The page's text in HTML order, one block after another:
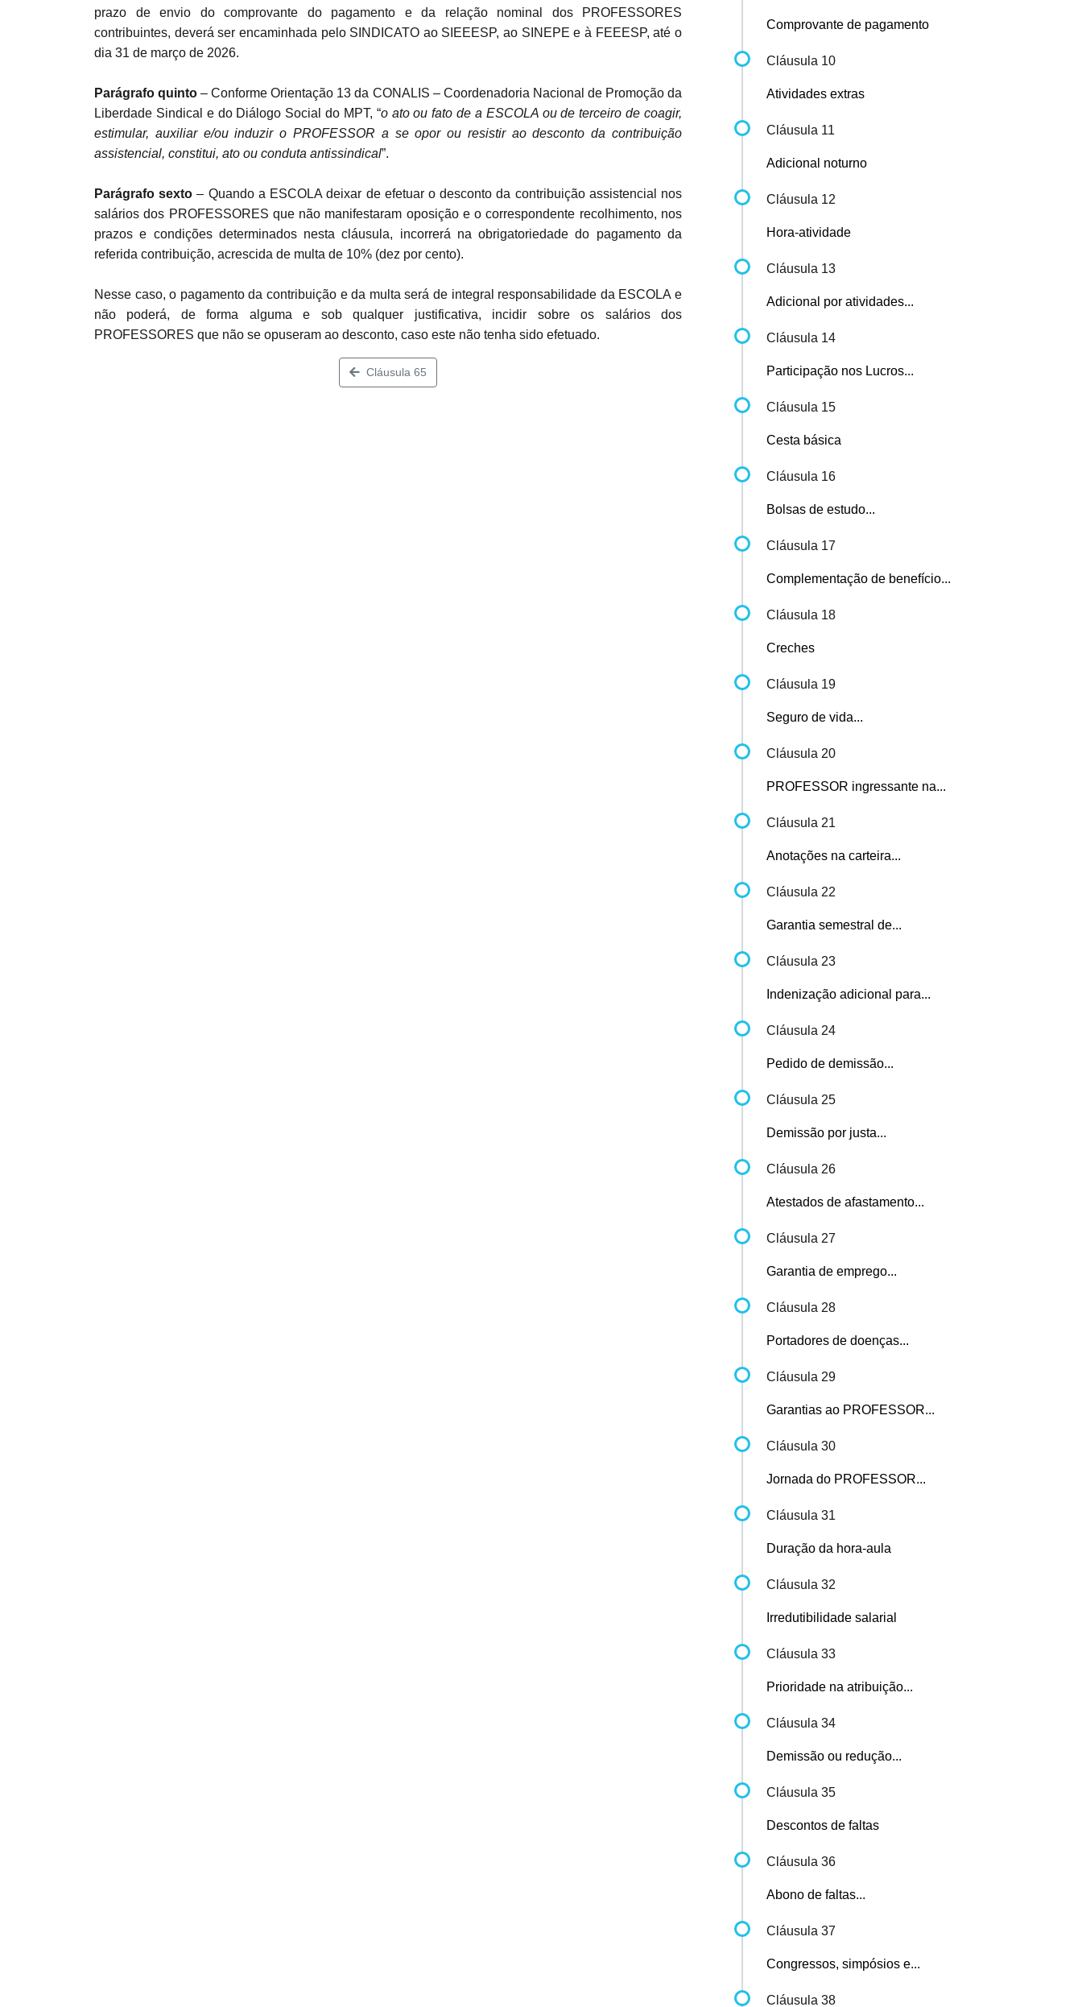
prazo de envio do comprovante do pagamento e da relação nominal dos PROFESSORES
contribuintes, deverá ser encaminhada pelo SINDICATO ao SIEEESP, ao SINEPE e à FEEESP, até o
dia 31 de março de 2026.
Parágrafo quinto – Conforme Orientação 13 da CONALIS – Coordenadoria Nacional de Promoção da
Liberdade Sindical e do Diálogo Social do MPT, “o ato ou fato de a ESCOLA ou de terceiro de coagir,
estimular, auxiliar e/ou induzir o PROFESSOR a se opor ou resistir ao desconto da contribuição
assistencial, constitui, ato ou conduta antissindical”.
Parágrafo sexto – Quando a ESCOLA deixar de efetuar o desconto da contribuição assistencial nos
salários dos PROFESSORES que não manifestaram oposição e o correspondente recolhimento, nos
prazos e condições determinados nesta cláusula, incorrerá na obrigatoriedade do pagamento da
referida contribuição, acrescida de multa de 10% (dez por cento).
Nesse caso, o pagamento da contribuição e da multa será de integral responsabilidade da ESCOLA e
não poderá, de forma alguma e sob qualquer justificativa, incidir sobre os salários dos
PROFESSORES que não se opuseram ao desconto, caso este não tenha sido efetuado.
Cláusula 65
Comprovante de pagamento
Cláusula 10
Atividades extras
Cláusula 11
Adicional noturno
Cláusula 12
Hora-atividade
Cláusula 13
Adicional por atividades...
Cláusula 14
Participação nos Lucros...
Cláusula 15
Cesta básica
Cláusula 16
Bolsas de estudo...
Cláusula 17
Complementação de benefício...
Cláusula 18
Creches
Cláusula 19
Seguro de vida...
Cláusula 20
PROFESSOR ingressante na...
Cláusula 21
Anotações na carteira...
Cláusula 22
Garantia semestral de...
Cláusula 23
Indenização adicional para...
Cláusula 24
Pedido de demissão...
Cláusula 25
Demissão por justa...
Cláusula 26
Atestados de afastamento...
Cláusula 27
Garantia de emprego...
Cláusula 28
Portadores de doenças...
Cláusula 29
Garantias ao PROFESSOR...
Cláusula 30
Jornada do PROFESSOR...
Cláusula 31
Duração da hora-aula
Cláusula 32
Irredutibilidade salarial
Cláusula 33
Prioridade na atribuição...
Cláusula 34
Demissão ou redução...
Cláusula 35
Descontos de faltas
Cláusula 36
Abono de faltas...
Cláusula 37
Congressos, simpósios e...
Cláusula 38